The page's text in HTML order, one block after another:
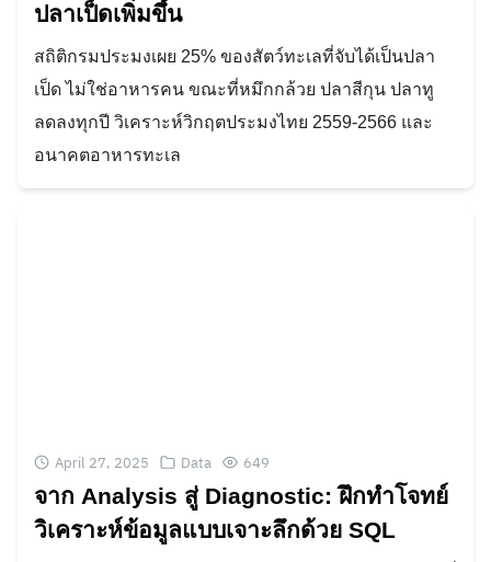
ปลาเป็ดเพิ่มขึ้น
สถิติกรมประมงเผย 25% ของสัตว์ทะเลที่จับได้เป็นปลา
เป็ด ไม่ใช่อาหารคน ขณะที่หมึกกล้วย ปลาสีกุน ปลาทู
ลดลงทุกปี วิเคราะห์วิกฤตประมงไทย 2559-2566 และ
อนาคตอาหารทะเล
April 27, 2025 Data 649
จาก Analysis สู่ Diagnostic: ฝึกทำโจทย์
วิเคราะห์ข้อมูลแบบเจาะลึกด้วย SQL